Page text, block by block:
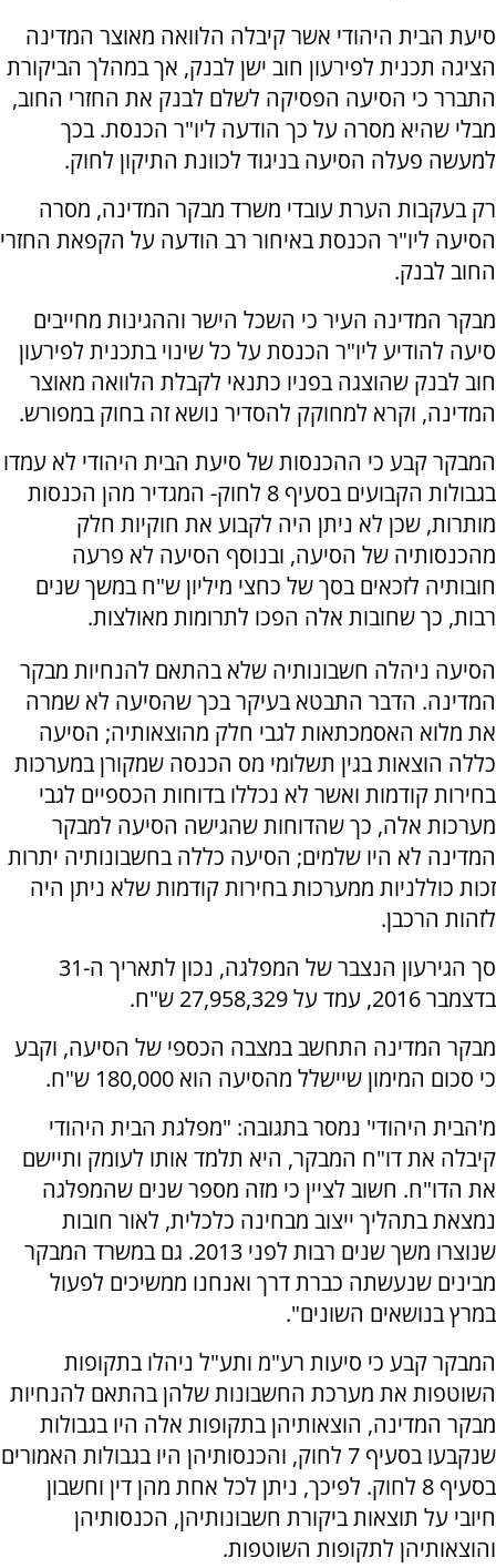
סיעת הבית היהודי אשר קיבלה הלוואה מאוצר המדינה
הציגה תכנית לפירעון חוב ישן לבנק, אך במהלך הביקורת
התברר כי הסיעה הפסיקה לשלם לבנק את החזרי החוב,
מבלי שהיא מסרה על כך הודעה ליו"ר הכנסת. בכך
למעשה פעלה הסיעה בניגוד לכוונת התיקון לחוק.
רק בעקבות הערת עובדי משרד מבקר המדינה, מסרה
הסיעה ליו"ר הכנסת באיחור רב הודעה על הקפאת החזרי
החוב לבנק.
מבקר המדינה העיר כי השכל הישר וההגינות מחייבים
סיעה להודיע ליו"ר הכנסת על כל שינוי בתכנית לפירעון
חוב לבנק שהוצגה בפניו כתנאי לקבלת הלוואה מאוצר
המדינה, וקרא למחוקק להסדיר נושא זה בחוק במפורש.
המבקר קבע כי ההכנסות של סיעת הבית היהודי לא עמדו
בגבולות הקבועים בסעיף 8 לחוק- המגדיר מהן הכנסות
מותרות, שכן לא ניתן היה לקבוע את חוקיות חלק
מהכנסותיה של הסיעה, ובנוסף הסיעה לא פרעה
חובותיה לזכאים בסך של כחצי מיליון ש"ח במשך שנים
רבות, כך שחובות אלה הפכו לתרומות מאולצות.
הסיעה ניהלה חשבונותיה שלא בהתאם להנחיות מבקר
המדינה. הדבר התבטא בעיקר בכך שהסיעה לא שמרה
את מלוא האסמכתאות לגבי חלק מהוצאותיה; הסיעה
כללה הוצאות בגין תשלומי מס הכנסה שמקורן במערכות
בחירות קודמות ואשר לא נכללו בדוחות הכספיים לגבי
מערכות אלה, כך שהדוחות שהגישה הסיעה למבקר
המדינה לא היו שלמים; הסיעה כללה בחשבונותיה יתרות
זכות כוללניות ממערכות בחירות קודמות שלא ניתן היה
לזהות הרכבן.
סך הגירעון הנצבר של המפלגה, נכון לתאריך ה-31
בדצמבר 2016, עמד על 27,958,329 ש"ח.
מבקר המדינה התחשב במצבה הכספי של הסיעה, וקבע
כי סכום המימון שיישלל מהסיעה הוא 180,000 ש"ח.
מ'הבית היהודי' נמסר בתגובה: "מפלגת הבית היהודי
קיבלה את דו"ח המבקר, היא תלמד אותו לעומק ותיישם
את הדו"ח. חשוב לציין כי מזה מספר שנים שהמפלגה
נמצאת בתהליך ייצוב מבחינה כלכלית, לאור חובות
שנוצרו משך שנים רבות לפני 2013. גם במשרד המבקר
מבינים שנעשתה כברת דרך ואנחנו ממשיכים לפעול
במרץ בנושאים השונים".
המבקר קבע כי סיעות רע"מ ותע"ל ניהלו בתקופות
השוטפות את מערכת החשבונות שלהן בהתאם להנחיות
מבקר המדינה, הוצאותיהן בתקופות אלה היו בגבולות
שנקבעו בסעיף 7 לחוק, והכנסותיהן היו בגבולות האמורים
בסעיף 8 לחוק. לפיכך, ניתן לכל אחת מהן דין וחשבון
חיובי על תוצאות ביקורת חשבונותיהן, הכנסותיהן
והוצאותיהן לתקופות השוטפות.